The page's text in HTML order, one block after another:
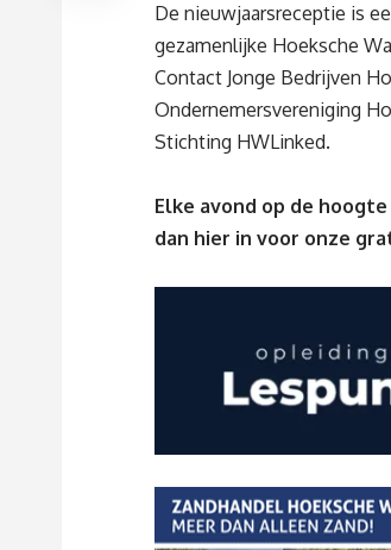
De nieuwjaarsreceptie is
gezamenlijke Hoeksche
Contact Jonge Bedrijven
Ondernemersvereniging
Stichting HWLinked.
Elke avond op de
dan hier in voor onze